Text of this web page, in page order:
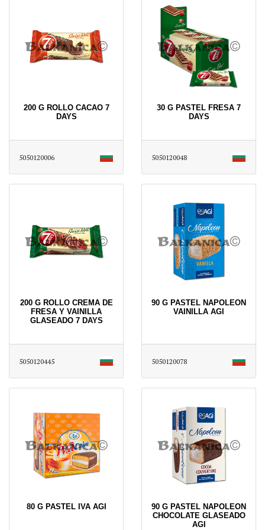
200 G ROLLO CACAO 7
DAYS
5050120006
30 G PASTEL FRESA 7
DAYS
5050120048
200 G ROLLO CREMA DE
FRESA Y VAINILLA
GLASEADO 7 DAYS
5050120445
90 G PASTEL NAPOLEON
VAINILLA AGI
5050120078
80 G PASTEL IVA AGI
90 G PASTEL NAPOLEON
CHOCOLATE GLASEADO
AGI